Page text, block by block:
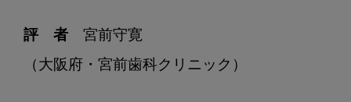
評　者 宮前守寛
（大阪府・宮前歯科クリニック）